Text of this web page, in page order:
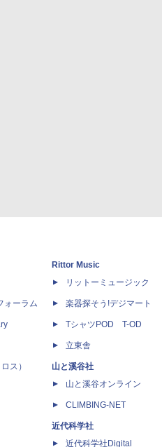
ォーラム
ス）
Rittor Music
リットーミュージック
楽器探そう!デジマート
TシャツPOD T-OD
立東舎
山と溪谷社
山と溪谷オンライン
CLIMBING-NET
近代科学社
近代科学社Digital